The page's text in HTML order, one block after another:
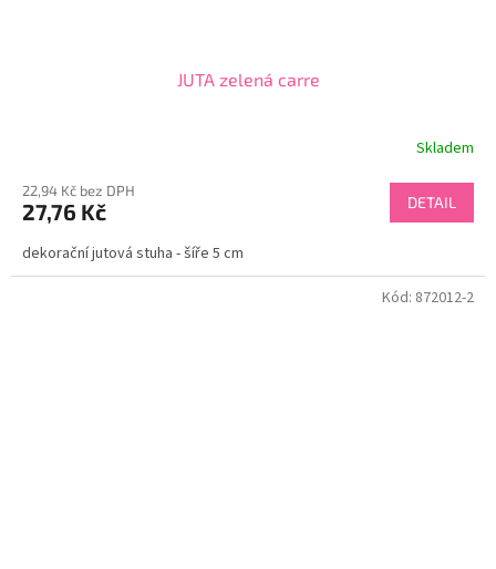
JUTA zelená carre
Skladem
22,94 Kč bez DPH
27,76 Kč DETAIL
dekorační jutová stuha - šíře 5 cm
Kód: 872012-2